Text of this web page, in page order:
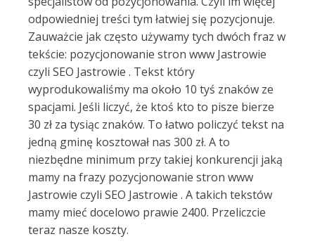
odpowiedniej treści tym łatwiej się pozycjonuje.
Zauważcie jak często używamy tych dwóch fraz w
tekście: pozycjonowanie stron www Jastrowie
czyli SEO Jastrowie . Tekst który
wyprodukowaliśmy ma około 10 tyś znaków ze
spacjami. Jeśli liczyć, że ktoś kto to pisze bierze
30 zł za tysiąc znaków. To łatwo policzyć tekst na
jedną gminę kosztował nas 300 zł. A to
niezbędne minimum przy takiej konkurencji jaką
mamy na frazy pozycjonowanie stron www
Jastrowie czyli SEO Jastrowie . A takich tekstów
mamy mieć docelowo prawie 2400. Przeliczcie
teraz nasze koszty.